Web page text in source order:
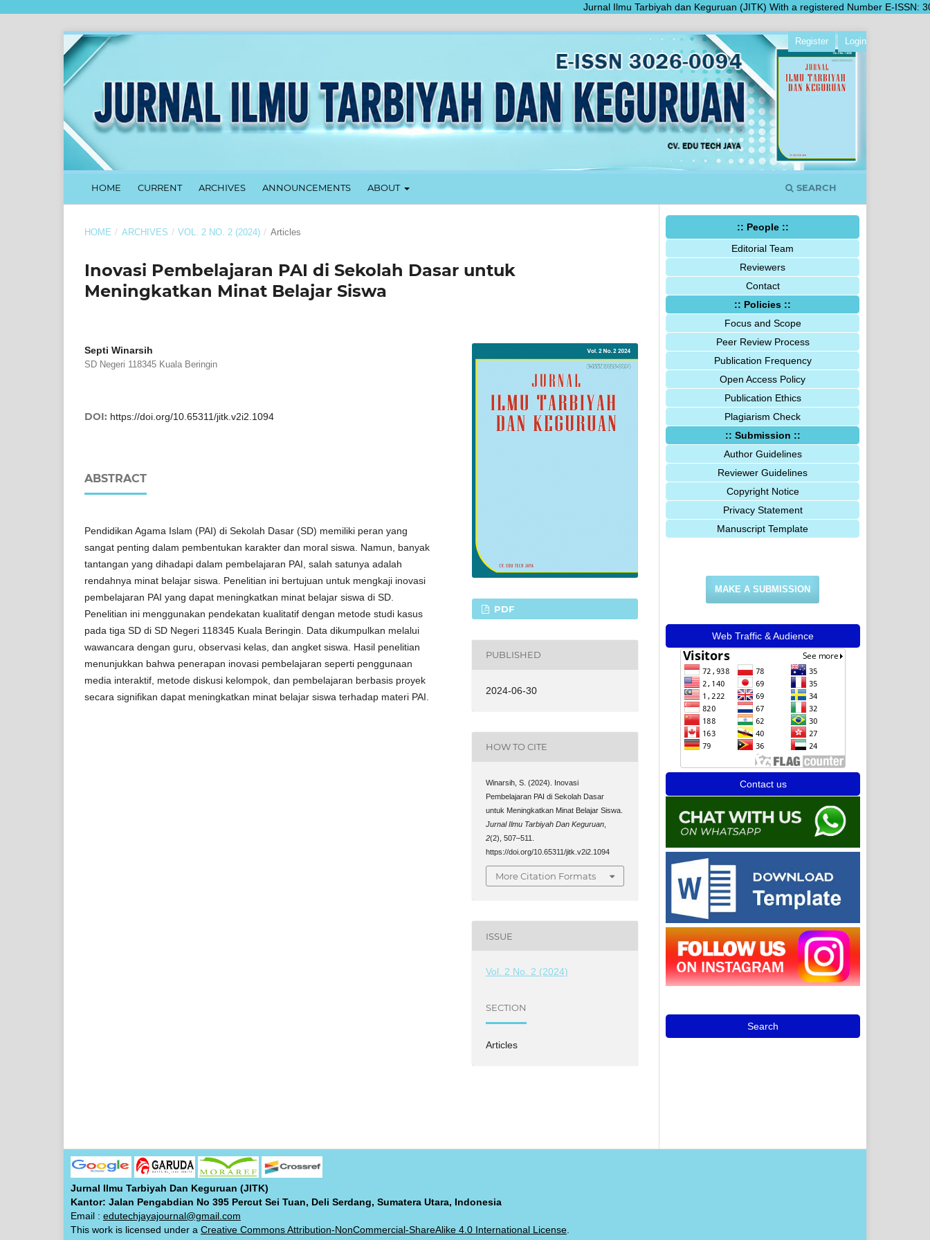
Jurnal Ilmu Tarbiyah dan Keguruan (JITK) With a registered Number E-ISSN:
HOME CURRENT ARCHIVES ANNOUNCEMENTS ABOUT SEARCH
Register Login
HOME / ARCHIVES / VOL. 2 NO. 2 (2024) / Articles
Inovasi Pembelajaran PAI di Sekolah Dasar untuk
Meningkatkan Minat Belajar Siswa
Septi Winarsih
SD Negeri 118345 Kuala Beringin
DOI: https://doi.org/10.65311/jitk.v2i2.1094
ABSTRACT
Pendidikan Agama Islam (PAI) di Sekolah Dasar (SD) memiliki peran yang
sangat penting dalam pembentukan karakter dan moral siswa. Namun, banyak
tantangan yang dihadapi dalam pembelajaran PAI, salah satunya adalah
rendahnya minat belajar siswa. Penelitian ini bertujuan untuk mengkaji inovasi
pembelajaran PAI yang dapat meningkatkan minat belajar siswa di SD.
Penelitian ini menggunakan pendekatan kualitatif dengan metode studi kasus
pada tiga SD di SD Negeri 118345 Kuala Beringin. Data dikumpulkan melalui
wawancara dengan guru, observasi kelas, dan angket siswa. Hasil penelitian
menunjukkan bahwa penerapan inovasi pembelajaran seperti penggunaan
media interaktif, metode diskusi kelompok, dan pembelajaran berbasis proyek
secara signifikan dapat meningkatkan minat belajar siswa terhadap materi PAI.
PDF
PUBLISHED
2024-06-30
HOW TO CITE
Winarsih, S. (2024). Inovasi
Pembelajaran PAI di Sekolah Dasar
untuk Meningkatkan Minat Belajar Siswa.
Jurnal Ilmu Tarbiyah Dan Keguruan
2(2), 507–511.
https://doi.org/10.65311/jitk.v2i2.1094
More Citation Formats
ISSUE
Vol. 2 No. 2 (2024)
SECTION
Articles
:: People ::
Editorial Team
Reviewers
Contact
:: Policies ::
Focus and Scope
Peer Review Process
Publication Frequency
Open Access Policy
Publication Ethics
Plagiarism Check
:: Submission ::
Author Guidelines
Reviewer Guidelines
Copyright Notice
Privacy Statement
Manuscript Template
MAKE A SUBMISSION
Web Traffic & Audience
Contact us
Search
Jurnal Ilmu Tarbiyah Dan Keguruan (JITK)
Kantor: Jalan Pengabdian No 395 Percut Sei Tuan, Deli Serdang, Sumatera Utara, Indonesia
Email : edutechjayajournal@gmail.com
This work is licensed under a Creative Commons Attribution-NonCommercial-ShareAlike 4.0 International License.